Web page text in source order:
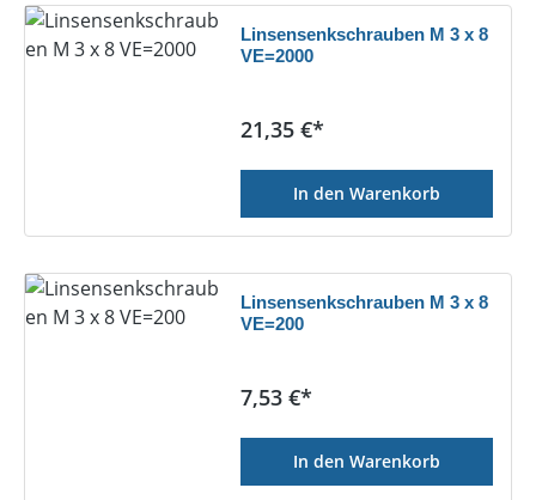
Linsensenkschrauben M 3 x 8
VE=2000
Regulärer Preis:
21,35 €*
In den Warenkorb
Linsensenkschrauben M 3 x 8
VE=200
Regulärer Preis:
7,53 €*
In den Warenkorb